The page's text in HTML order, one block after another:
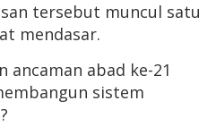
tersebut muncul satu
mendasar.
ancaman abad ke-21
sistem